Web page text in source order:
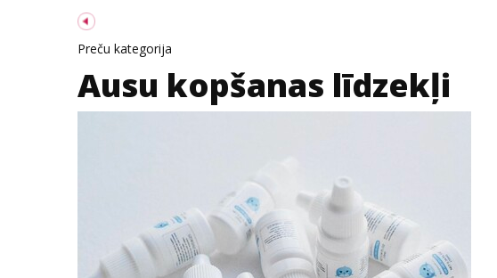
Preču kategorija
Ausu kopšanas līdzekļi